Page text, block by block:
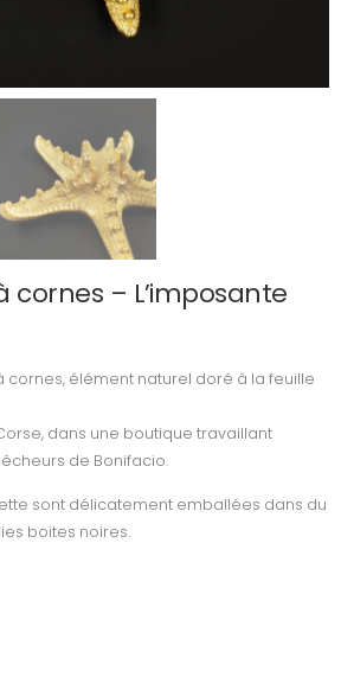
cornes – L’imposante
élément naturel doré à la feuille
dans une boutique travaillant
de Bonifacio.
sont délicatement emballées dans du
boites noires.